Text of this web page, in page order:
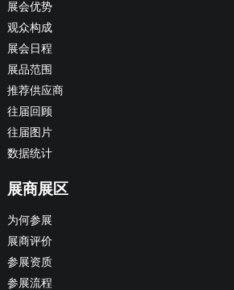
展会优势
观众构成
展会日程
展品范围
推荐供应商
往届回顾
往届图片
数据统计
展商展区
为何参展
展商评价
参展资质
参展流程